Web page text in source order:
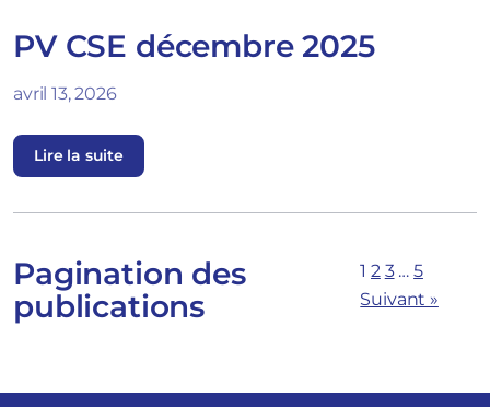
PV CSE décembre 2025
avril 13, 2026
Lire la suite
Pagination des
publications
1 2 3 … 5
Suivant »